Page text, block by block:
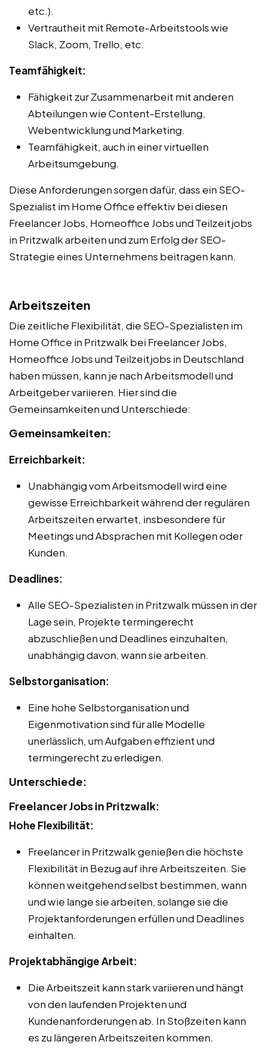
etc.).
Vertrautheit mit Remote-Arbeitstools wie
Slack, Zoom, Trello, etc.
Teamfähigkeit:
Fähigkeit zur Zusammenarbeit mit anderen
Abteilungen wie Content-Erstellung,
Webentwicklung und Marketing.
Teamfähigkeit, auch in einer virtuellen
Arbeitsumgebung.
Diese Anforderungen sorgen dafür, dass ein SEO-
Spezialist im Home Office effektiv bei diesen
Freelancer Jobs, Homeoffice Jobs und Teilzeitjobs
in Pritzwalk arbeiten und zum Erfolg der SEO-
Strategie eines Unternehmens beitragen kann.
Arbeitszeiten
Die zeitliche Flexibilität, die SEO-Spezialisten im
Home Office in Pritzwalk bei Freelancer Jobs,
Homeoffice Jobs und Teilzeitjobs in Deutschland
haben müssen, kann je nach Arbeitsmodell und
Arbeitgeber variieren. Hier sind die
Gemeinsamkeiten und Unterschiede:
Gemeinsamkeiten:
Erreichbarkeit:
Unabhängig vom Arbeitsmodell wird eine
gewisse Erreichbarkeit während der regulären
Arbeitszeiten erwartet, insbesondere für
Meetings und Absprachen mit Kollegen oder
Kunden.
Deadlines:
Alle SEO-Spezialisten in Pritzwalk müssen in der
Lage sein, Projekte termingerecht
abzuschließen und Deadlines einzuhalten,
unabhängig davon, wann sie arbeiten.
Selbstorganisation:
Eine hohe Selbstorganisation und
Eigenmotivation sind für alle Modelle
unerlässlich, um Aufgaben effizient und
termingerecht zu erledigen.
Unterschiede:
Freelancer Jobs in Pritzwalk:
Hohe Flexibilität:
Freelancer in Pritzwalk genießen die höchste
Flexibilität in Bezug auf ihre Arbeitszeiten. Sie
können weitgehend selbst bestimmen, wann
und wie lange sie arbeiten, solange sie die
Projektanforderungen erfüllen und Deadlines
einhalten.
Projektabhängige Arbeit:
Die Arbeitszeit kann stark variieren und hängt
von den laufenden Projekten und
Kundenanforderungen ab. In Stoßzeiten kann
es zu längeren Arbeitszeiten kommen.